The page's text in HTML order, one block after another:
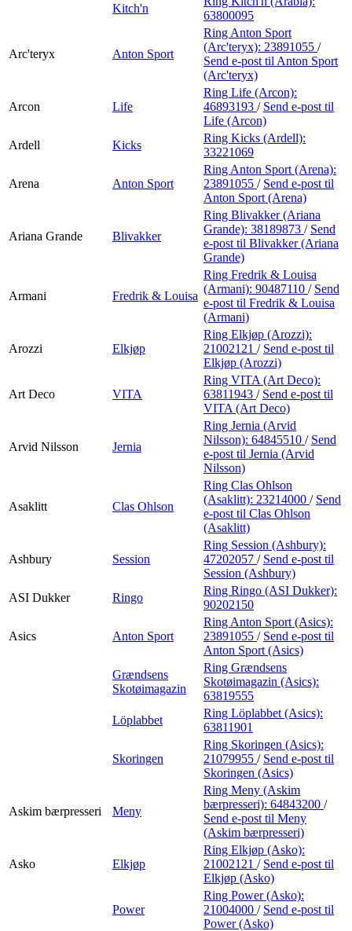
Kitch'n
63800095
Arc'teryx Anton Sport
Ring Anton Sport
(Arc'teryx): 23891055 /
Send e-post til Anton Sport
(Arc'teryx)
Arcon Life
Ring Life (Arcon):
46893193 / Send e-post til
Life (Arcon)
Ardell
Kicks
Ring Kicks (Ardell):
33221069
Arena Anton Sport
Ring Anton Sport (Arena):
23891055 / Send e-post til
Anton Sport (Arena)
Ariana Grande Blivakker
Ring Blivakker (Ariana
Grande): 38189873 / Send
e-post til Blivakker (Ariana
Grande)
Armani Fredrik & Louisa
Ring Fredrik & Louisa
(Armani): 90487110 / Send
e-post til Fredrik & Louisa
(Armani)
Arozzi Elkjøp
Ring Elkjøp (Arozzi):
21002121 / Send e-post til
Elkjøp (Arozzi)
Art Deco VITA
Ring VITA (Art Deco):
63811943 / Send e-post til
VITA (Art Deco)
Arvid Nilsson Jernia
Ring Jernia (Arvid
Nilsson): 64845510 / Send
e-post til Jernia (Arvid
Nilsson)
Asaklitt Clas Ohlson
Ring Clas Ohlson
(Asaklitt): 23214000 / Send
e-post til Clas Ohlson
(Asaklitt)
Ashbury Session
Ring Session (Ashbury):
47202057 / Send e-post til
Session (Ashbury)
ASI Dukker
Ringo
Ring Ringo (ASI Dukker):
90202150
Asics Anton Sport
Ring Anton Sport (Asics):
23891055 / Send e-post til
Anton Sport (Asics)
Grændsens
Skotøimagazin
Ring Grændsens
Skotøimagazin (Asics):
63819555
Löplabbet
Ring Löplabbet (Asics):
63811901
Skoringen
Ring Skoringen (Asics):
21079955 / Send e-post til
Skoringen (Asics)
Askim bærpresseri Meny
Ring Meny (Askim
bærpresseri): 64843200 /
Send e-post til Meny
(Askim bærpresseri)
Asko Elkjøp
Ring Elkjøp (Asko):
21002121 / Send e-post til
Elkjøp (Asko)
Power
Ring Power (Asko):
21004000 / Send e-post til
Power (Asko)